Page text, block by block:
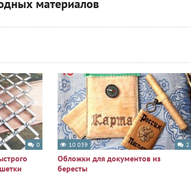
материалов
0 10 039 2
Обложки для документов из
бересты